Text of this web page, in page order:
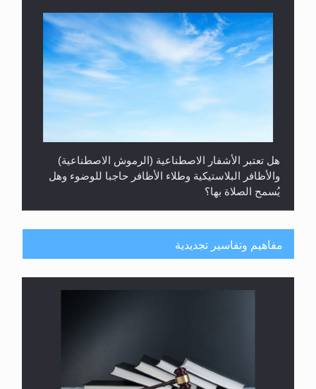
هل تعتبر الأشفار الاصطناعية (الرموش الاصطناعية)
والأظافر البلاستيكية وطلاء الأظافر حاجبا للوضوء وهل
يُسمح الصلاة بها؟
هل يُحسب حول الزكاة وفق السنة الميلادية أو الهجرية؟
مفاهيم وتفاسير تجديدية